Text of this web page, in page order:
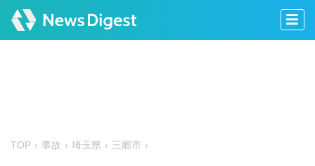
TOP 事故 埼玉県 三郷市